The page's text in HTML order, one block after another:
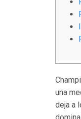
una
deja a
с
е
р